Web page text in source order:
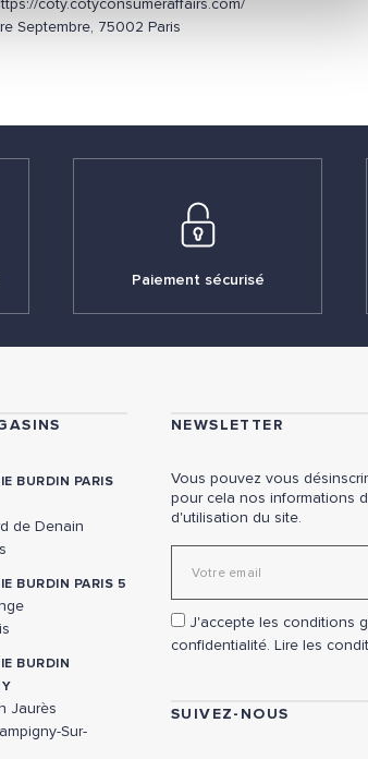
coty.cotyconsumeraffairs.com/
Septembre, 75002 Paris
Paiement sécurisé
BURDIN PARIS
de Denain
BURDIN PARIS 5
BURDIN
Jaurès
Sur-
NEWSLETTER
Vous pouvez vous
pour cela nos informations
d'utilisation du site.
J'accepte les conditions
confidentialité. Lire les
SUIVEZ-NOUS